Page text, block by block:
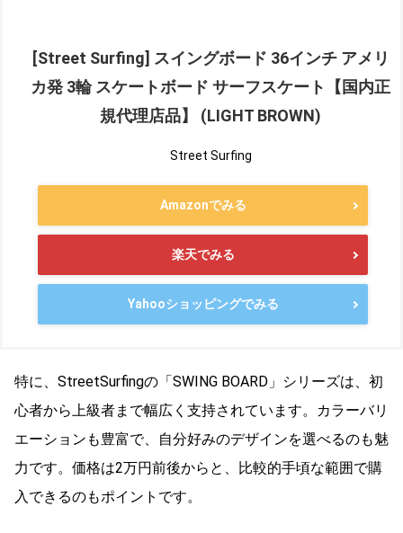
[Street Surfing] スイングボード 36インチ アメリ
カ発 3輪 スケートボード サーフスケート【国内正
規代理店品】 (LIGHT BROWN)
Street Surfing
楽天でみる